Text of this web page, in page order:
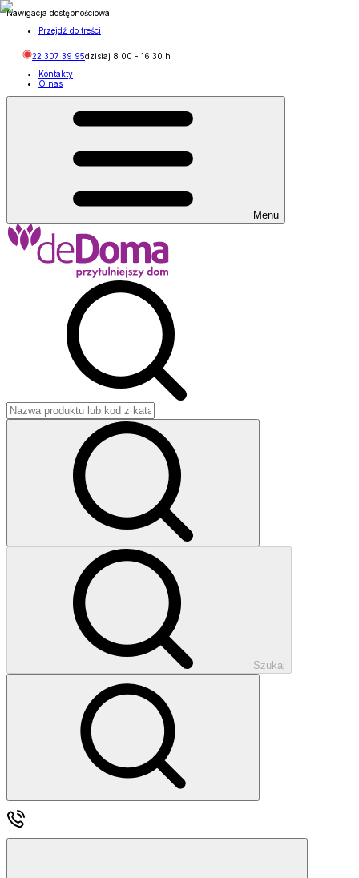
Nawigacja dostępnościowa
Przejdź do treści
22 307 39 95dzisiaj 8:00 - 16:30 h
Kontakty
O nas
Menu
Szukaj